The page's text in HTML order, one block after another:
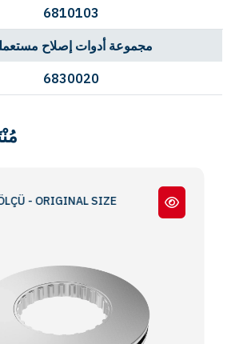
6810103
مجموعة أدوات إصلاح
6830020
- ORIGINAL SIZE